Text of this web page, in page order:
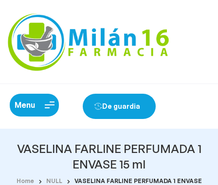
Menu De guardia
VASELINA FARLINE PERFUMADA 1
ENVASE 15 ml
Home NULL
VASELINA FARLINE PERFUMADA 1 ENVASE